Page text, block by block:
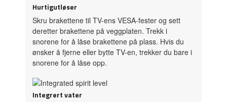
Hurtigutløser
Skru brakettene til TV-ens VESA-fester og sett
deretter brakettene på veggplaten. Trekk i
snorene for å låse brakettene på plass. Hvis du
ønsker å fjerne eller bytte TV-en, trekker du bare i
snorene for å låse opp.
Integrert vater